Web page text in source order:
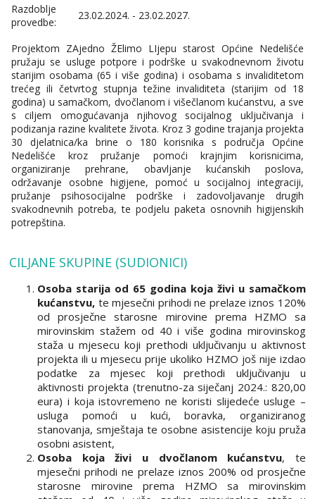
Razdoblje
provedbe:
23.02.2024. - 23.02.2027.
Projektom ZAjedno ŽElimo LIjepu starost Općine Nedelišće
pružaju se usluge potpore i podrške u svakodnevnom životu
starijim osobama (65 i više godina) i osobama s invaliditetom
trećeg ili četvrtog stupnja težine invaliditeta (starijim od 18
godina) u samačkom, dvočlanom i višečlanom kućanstvu, a sve
s ciljem omogućavanja njihovog socijalnog uključivanja i
podizanja razine kvalitete života. Kroz 3 godine trajanja projekta
30 djelatnica/ka brine o 180 korisnika s područja Općine
Nedelišće kroz pružanje pomoći krajnjim korisnicima,
organiziranje prehrane, obavljanje kućanskih poslova,
održavanje osobne higijene, pomoć u socijalnoj integraciji,
pružanje psihosocijalne podrške i zadovoljavanje drugih
svakodnevnih potreba, te podjelu paketa osnovnih higijenskih
potrepština.
CILJANE SKUPINE (SUDIONICI)
Osoba starija od 65 godina koja živi u samačkom
kućanstvu, te mjesečni prihodi ne prelaze iznos 120%
od prosječne starosne mirovine prema HZMO sa
mirovinskim stažem od 40 i više godina mirovinskog
staža u mjesecu koji prethodi uključivanju u aktivnost
projekta ili u mjesecu prije ukoliko HZMO još nije izdao
podatke za mjesec koji prethodi uključivanju u
aktivnosti projekta (trenutno-za siječanj 2024.: 820,00
eura) i koja istovremeno ne koristi slijedeće usluge –
usluga pomoći u kući, boravka, organiziranog
stanovanja, smještaja te osobne asistencije koju pruža
osobni asistent,
Osoba koja živi u dvočlanom kućanstvu, te
mjesečni prihodi ne prelaze iznos 200% od prosječne
starosne mirovine prema HZMO sa mirovinskim